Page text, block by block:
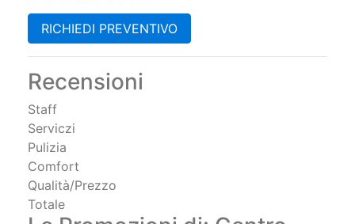
RICHIEDI PREVENTIVO
Recensioni
Staff
Serviczi
Pulizia
Comfort
Qualità/Prezzo
Totale